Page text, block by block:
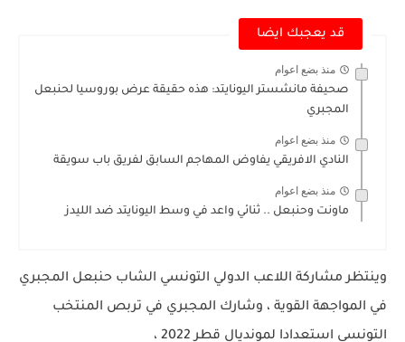
قد يعجبك ايضا
منذ بضع اعوام
صحيفة مانشستر اليونايتد: هذه حقيقة عرض بوروسيا لحنبعل
المجبري
منذ بضع اعوام
النادي الافريقي يفاوض المهاجم السابق لفريق باب سويقة
منذ بضع اعوام
ماونت وحنبعل .. ثنائي واعد في وسط اليونايتد ضد الليدز
وينتظر مشاركة اللاعب الدولي التونسي الشاب حنبعل المجبري
في المواجهة القوية ، وشارك المجبري في تربص المنتخب
التونسي استعدادا لمونديال قطر 2022 ،